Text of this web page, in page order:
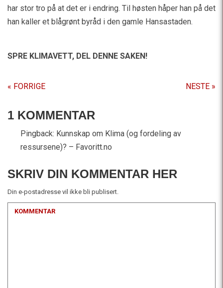
har stor tro på at det er i endring. Til høsten håper han på det
han kaller et blågrønt byråd i den gamle Hansastaden.
SPRE KLIMAVETT, DEL DENNE SAKEN!
« FORRIGE NESTE »
1 KOMMENTAR
Pingback: Kunnskap om Klima (og fordeling av
ressursene)? – Favoritt.no
SKRIV DIN KOMMENTAR HER
Din e-postadresse vil ikke bli publisert.
KOMMENTAR